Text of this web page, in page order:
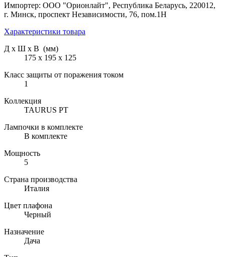
Импортер: ООО "Орионлайт", Республика Беларусь, 220012,
г. Минск, проспект Независимости, 76, пом.1Н
Характеристики товара
Д х Ш х В (мм)
175 х 195 х 125
Класс защиты от поражения током
1
Коллекция
TAURUS PT
Лампочки в комплекте
В комплекте
Мощность
5
Страна производства
Италия
Цвет плафона
Черный
Назначение
Дача